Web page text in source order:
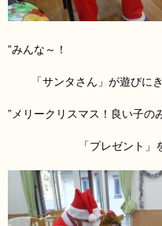
”みんな～！
「サンタさん 」が遊びに
”メリークリスマス！良い子の
「プレゼント 」